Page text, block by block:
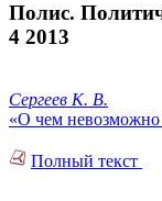
Полис.
4 2013
Сергеев К. В.
«О чем
Полный текст